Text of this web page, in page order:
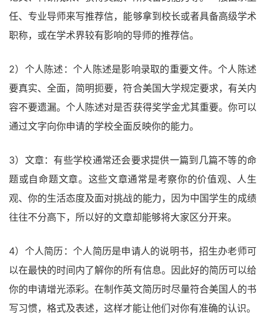
任、专业导师来写推荐信，能够拿到校长或者具备高级学术
职称，或在学术界较有影响的导师的推荐信。
2）个人陈述：个人陈述是影响录取的重要文件。个人陈述
要真实、全面，简明扼要，符合美国大学规定要求，有关内
容不要遗漏。个人陈述对是否获得奖学金尤其重要。你可以
通过文字向你申请的学校全面反映你的能力。
3）文章：有些学校通常还会要求提供一篇到几篇不等的命
题或自命题文章。这些文章通常是考察你的价值观、人生
观、你的生活态度及面对挑战的能力，因为中国学生的成绩
往往不分高下，所以好的文章却能够将大家区分开来。
4）个人简历：个人简历是申请人的说明书，招生办老师可
以在最快的时间内了解你的所有信息。因此好的简历可以给
你的申请增光添彩。在制作英文简历时尽量符合美国人的书
写习惯，格式及表述，这样才能让他们对你有准确的认识。